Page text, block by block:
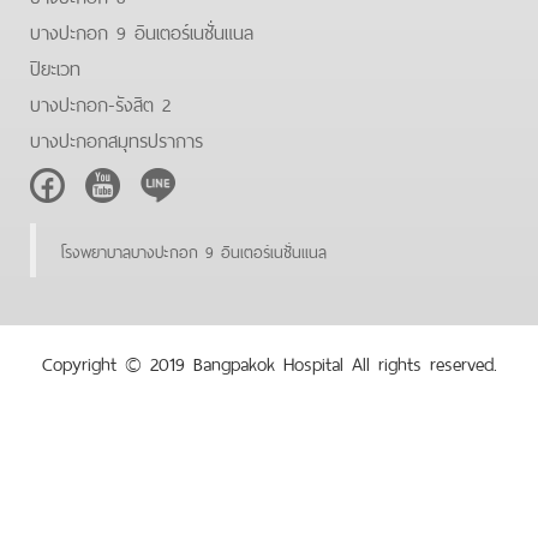
บางปะกอก 9 อินเตอร์เนชั่นแนล
ปิยะเวท
บางปะกอก-รังสิต 2
บางปะกอกสมุทรปราการ
FacebookYoutubeLine
โรงพยาบาลบางปะกอก 9 อินเตอร์เนชั่นแนล
Copyright © 2019 Bangpakok Hospital All rights reserved.